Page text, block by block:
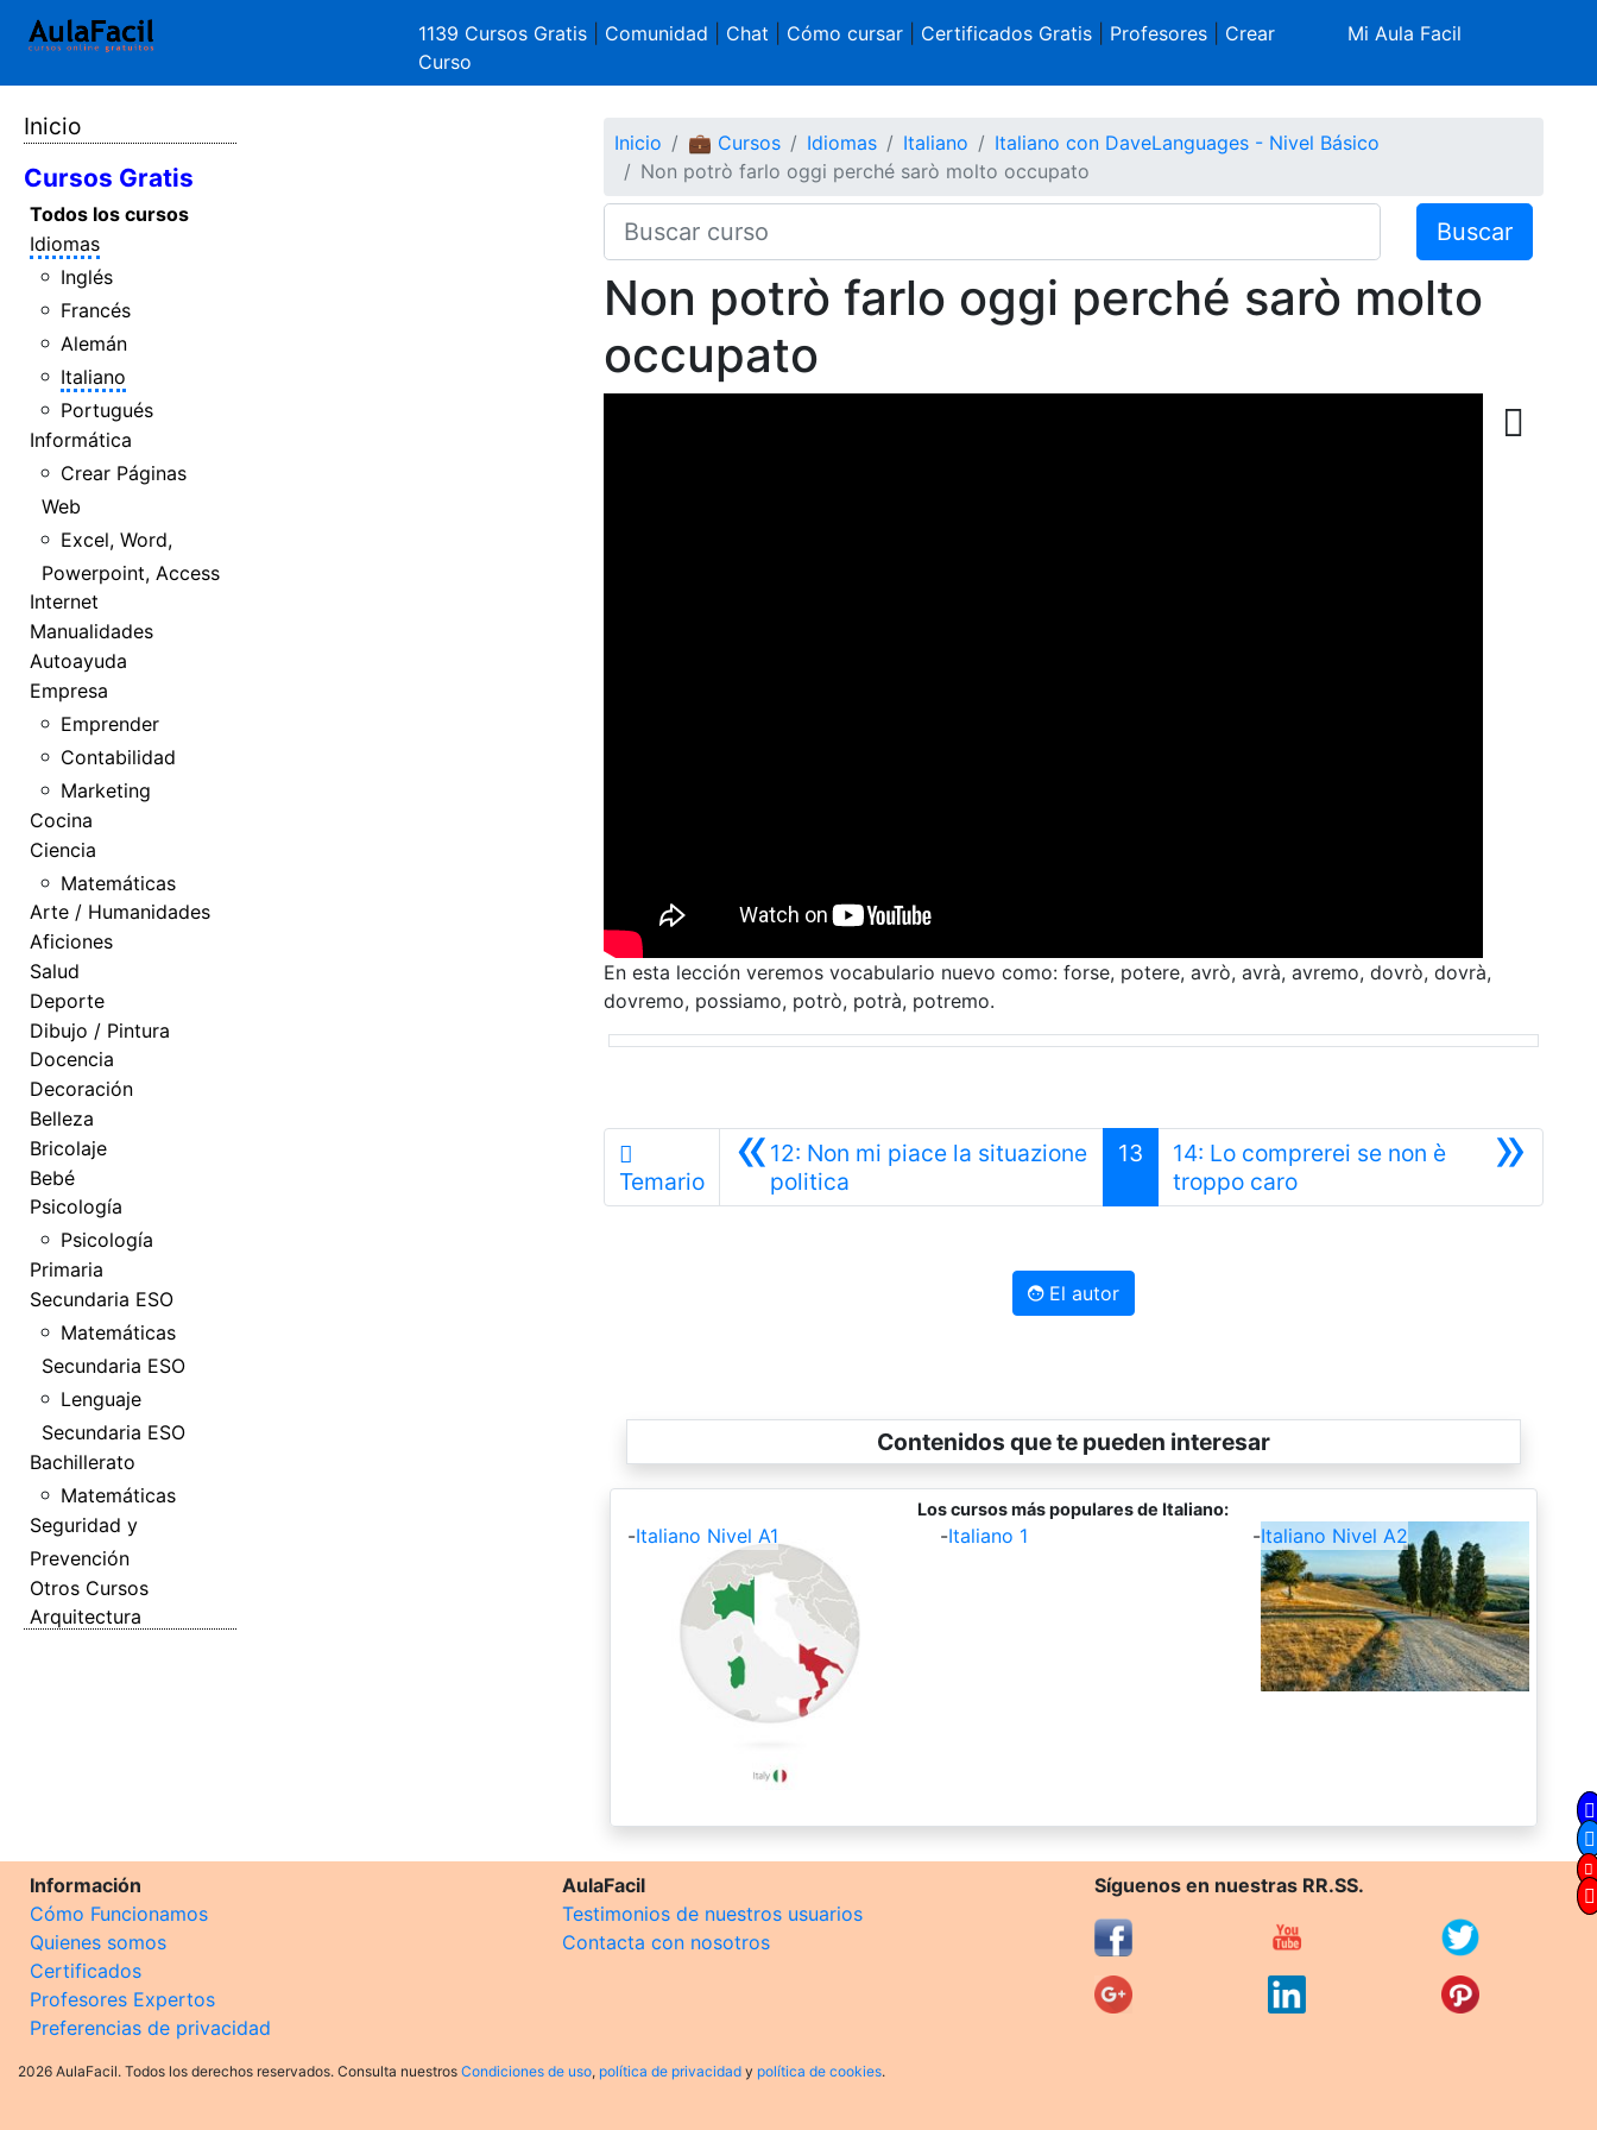
1139 Cursos Gratis Comunidad Chat Cómo cursar| Certificados Gratis| Profesores| Crear
Curso
Mi Aula Facil
Inicio
Cursos Gratis
Todos los cursos
Idiomas
Inglés
Francés
Alemán
Italiano
Portugués
Informática
Crear Páginas
Web
Excel, Word,
Powerpoint, Access
Internet
Manualidades
Autoayuda
Empresa
Emprender
Contabilidad
Marketing
Cocina
Ciencia
Matemáticas
Arte / Humanidades
Aficiones
Salud
Deporte
Dibujo / Pintura
Docencia
Decoración
Belleza
Bricolaje
Bebé
Psicología
Psicología
Primaria
Secundaria ESO
Matemáticas
Secundaria ESO
Lenguaje
Secundaria ESO
Bachillerato
Matemáticas
Seguridad y
Prevención
Otros Cursos
Arquitectura
Inicio 💼 Cursos Idiomas Italiano
Italiano con DaveLanguages - Nivel Básico
Non potrò farlo oggi perché sarò molto occupato
Buscar
Non potrò farlo oggi perché sarò molto
occupato
En esta lección veremos vocabulario nuevo como: forse, potere, avrò, avrà, avremo, dovrò, dovrà,
dovremo, possiamo, potrò, potrà, potremo.
Temario «12: Non mi piace la situazione
politicaAnterior
13 »
14: Lo comprerei se non è
troppo caroSiguiente
El autor
Contenidos que te pueden interesar
Los cursos más populares de Italiano:
-Italiano Nivel A1 -Italiano 1 -Italiano Nivel A2
Información
Cómo Funcionamos
Quienes somos
Certificados
Profesores Expertos
Preferencias de privacidad
AulaFacil
Testimonios de nuestros usuarios
Contacta con nosotros
Síguenos en nuestras RR.SS.
2026 AulaFacil. Todos los derechos reservados. Consulta nuestros Condiciones de uso, política de privacidad y política de cookies.